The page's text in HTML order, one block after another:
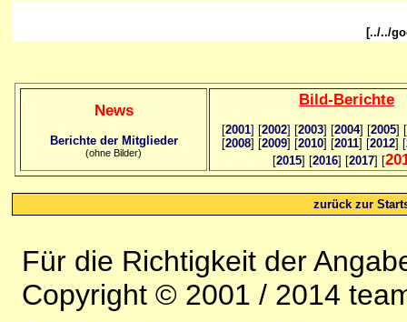
[../../
News
Berichte der Mitglieder
(ohne Bilder)
Bild-Berichte
[2001] [2002] [2003] [2004] [2005] [
[2008] [2009] [2010] [2011] [2012] [
[2015] [2016] [2017] [
zurück zur
Für die Richtigkeit der
Copyright © 2001 / 2014